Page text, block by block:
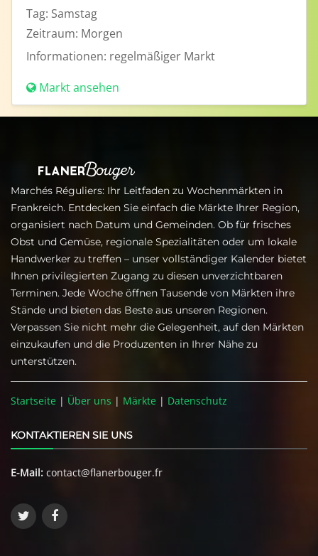
Tag: Samstag
Zeitraum: Morgen
Informationen: regelmäßiger Markt
Markt ansehen
Marchés Réguliers: Ihr Leitfaden zu Wochenmärkten in
Frankreich. Entdecken Sie einfach die Märkte Ihrer Region,
organisiert nach Datum und Gemeinden. Ob für frisches
Obst und Gemüse, regionale Spezialitäten oder um lokale
Handwerker zu treffen – unser vollständiger Kalender bietet
Ihnen privilegierten Zugang zu diesen unverzichtbaren
Terminen. Jede Woche öffnen Tausende von Märkten ihre
Stände und bieten das Beste aus unseren Regionen.
Verpassen Sie nicht mehr die Gelegenheit, auf den Märkten
einzukaufen und die Produzenten in Ihrer Nähe zu
unterstützen.
Startseite | Über uns | Märkte | Datenschutz
KONTAKTIEREN SIE UNS
E-Mail: contact@flanerbouger.fr